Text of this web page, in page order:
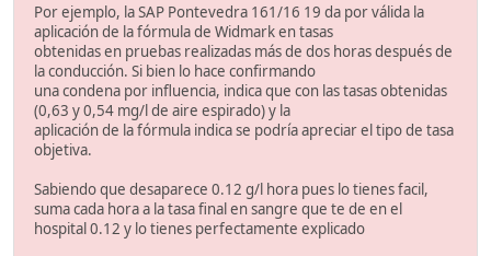
Por ejemplo, la SAP Pontevedra 161/16 19 da por válida la
aplicación de la fórmula de Widmark en tasas
obtenidas en pruebas realizadas más de dos horas después de
la conducción. Si bien lo hace confirmando
una condena por influencia, indica que con las tasas obtenidas
(0,63 y 0,54 mg/l de aire espirado) y la
aplicación de la fórmula indica se podría apreciar el tipo de tasa
objetiva.
Sabiendo que desaparece 0.12 g/l hora pues lo tienes facil,
suma cada hora a la tasa final en sangre que te de en el
hospital 0.12 y lo tienes perfectamente explicado